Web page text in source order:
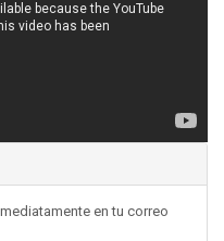
en tu correo